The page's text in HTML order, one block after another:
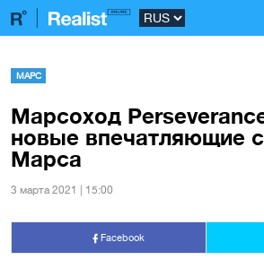
МАРС
Марсоход
новые впечатляющие
Марса
3 марта 2021 | 15:00
Facebook